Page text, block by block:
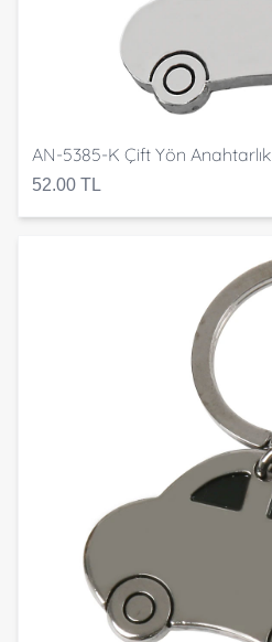
AN-5385-K Çift Yön Anahtarlık
52.00 TL